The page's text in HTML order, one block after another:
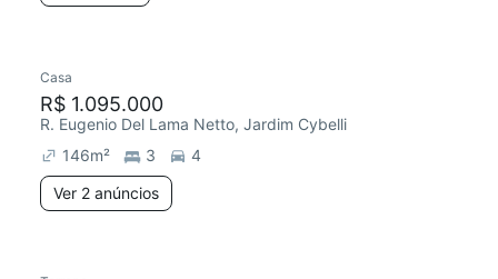
Chegou este mês
Casa
R$ 1.095.000
R. Eugenio Del Lama Netto, Jardim Cybelli
146m² 3
4
Ver 2 anúncios